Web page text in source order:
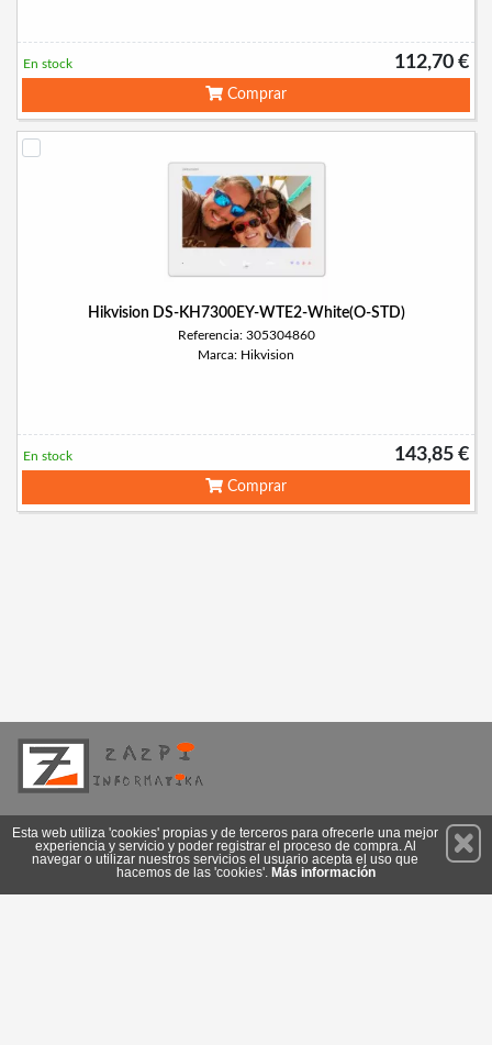
112,70 €
En stock
Comprar
Hikvision DS-KH7300EY-WTE2-White(O-STD)
Referencia: 305304860
Marca: Hikvision
143,85 €
En stock
Comprar
Suscríbete
Esta web utiliza 'cookies' propias y de terceros para ofrecerle una mejor
experiencia y servicio y poder registrar el proceso de compra. Al
navegar o utilizar nuestros servicios el usuario acepta el uso que
hacemos de las 'cookies'. Más información